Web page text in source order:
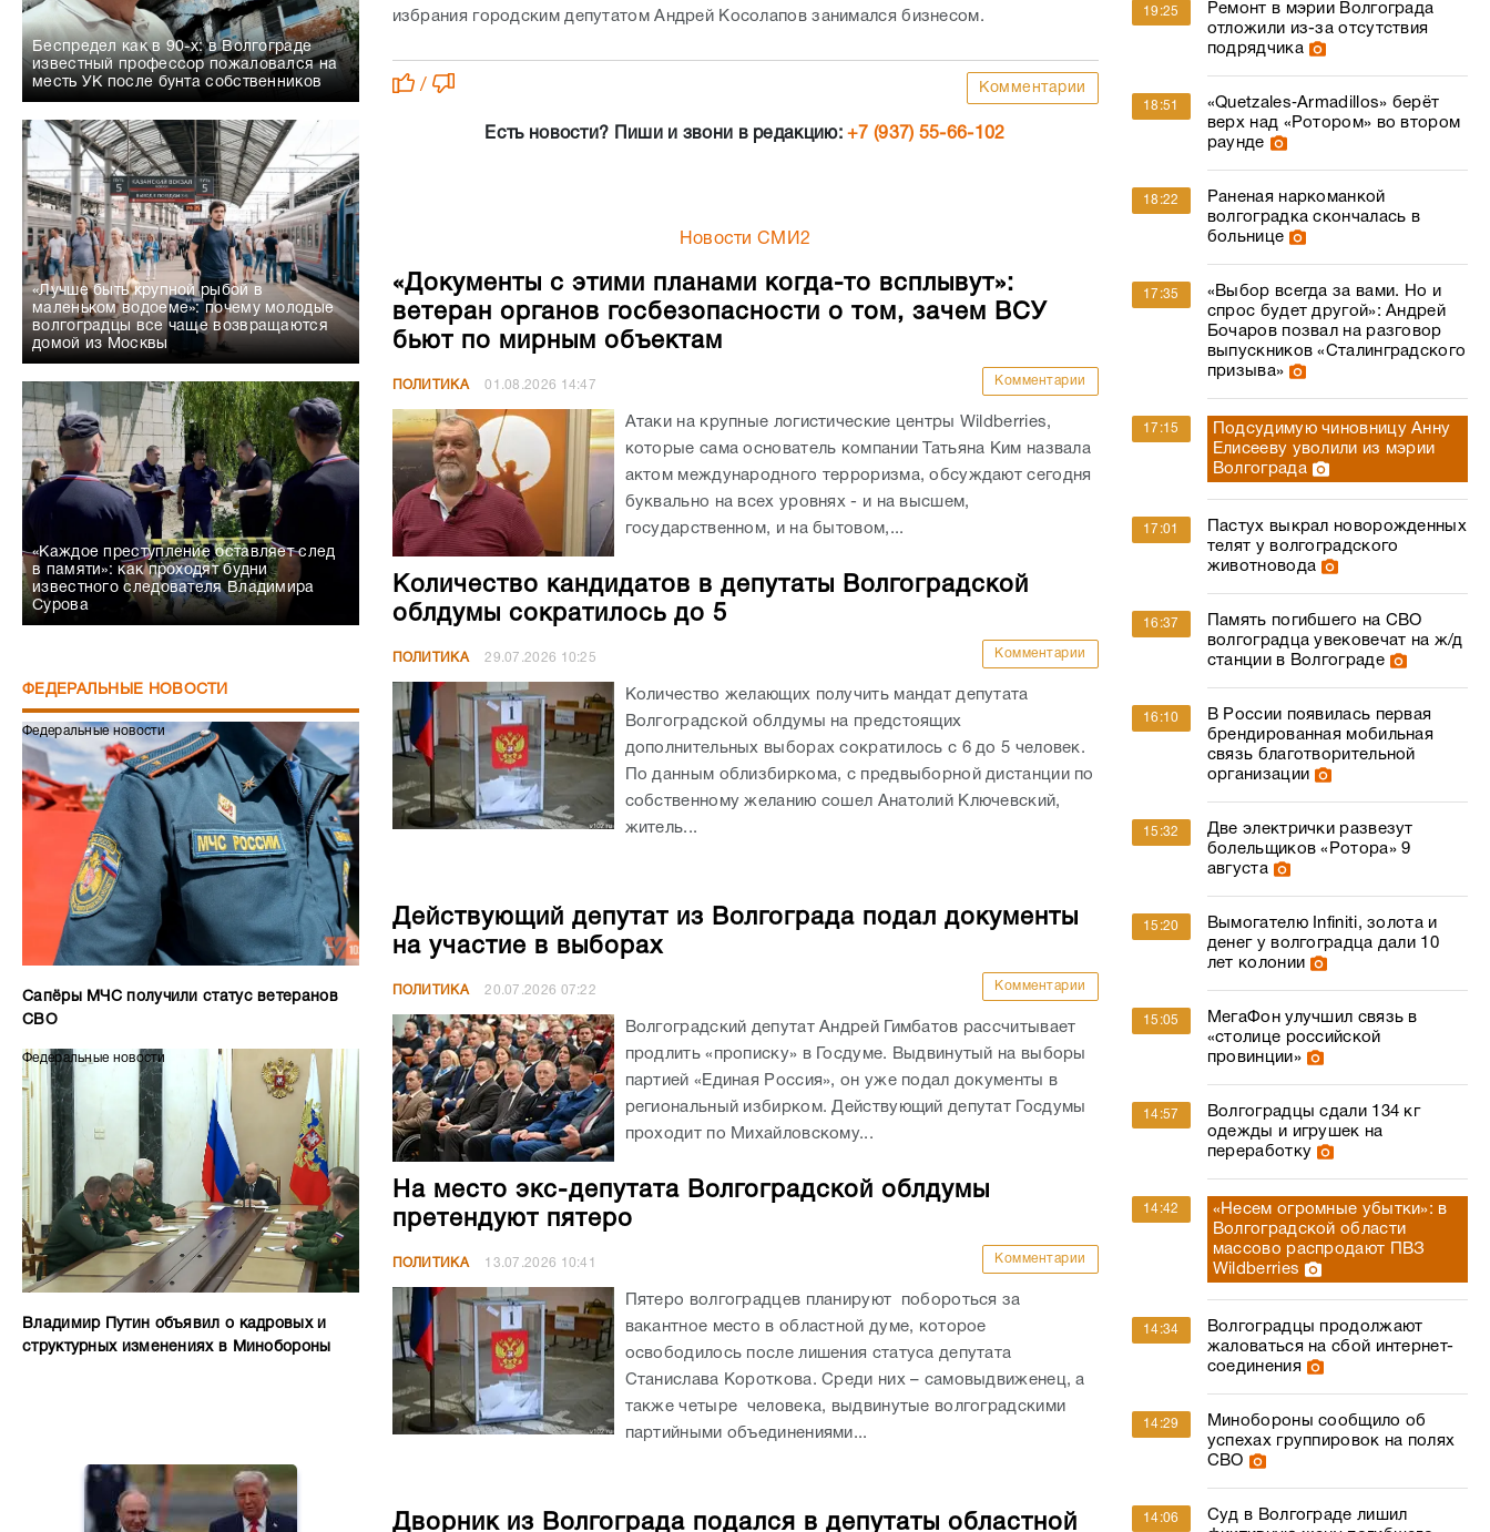
Беспредел как в 90-х: в Волгограде
известный профессор пожаловался на
месть УК после бунта собственников
«Лучше быть крупной рыбой в
маленьком водоеме»: почему молодые
волгоградцы все чаще возвращаются
домой из Москвы
«Каждое преступление оставляет след
в памяти»: как проходят будни
известного следователя Владимира
Сурова
ФЕДЕРАЛЬНЫЕ НОВОСТИ
Федеральные новости
Сапёры МЧС получили статус ветеранов
СВО
Федеральные новости
Владимир Путин объявил о кадровых и
структурных изменениях в Минобороны
избрания городским депутатом Андрей Косолапов занимался бизнесом.
/ Комментарии
Есть новости? Пиши и звони в редакцию:+7 (937) 55-66-102
Новости СМИ2
«Документы с этими планами когда-то всплывут»:
ветеран органов госбезопасности о том, зачем ВСУ
бьют по мирным объектам
ПОЛИТИКА 01.08.2026 14:47 Комментарии
Атаки на крупные логистические центры Wildberries,
которые сама основатель компании Татьяна Ким назвала
актом международного терроризма, обсуждают сегодня
буквально на всех уровнях - и на высшем,
государственном, и на бытовом,...
Количество кандидатов в депутаты Волгоградской
облдумы сократилось до 5
ПОЛИТИКА 29.07.2026 10:25 Комментарии
Количество желающих получить мандат депутата
Волгоградской облдумы на предстоящих
дополнительных выборах сократилось с 6 до 5 человек.
По данным облизбиркома, с предвыборной дистанции по
собственному желанию сошел Анатолий Ключевский,
житель...
Действующий депутат из Волгограда подал документы
на участие в выборах
ПОЛИТИКА 20.07.2026 07:22 Комментарии
Волгоградский депутат Андрей Гимбатов рассчитывает
продлить «прописку» в Госдуме. Выдвинутый на выборы
партией «Единая Россия», он уже подал документы в
региональный избирком. Действующий депутат Госдумы
проходит по Михайловскому...
На место экс-депутата Волгоградской облдумы
претендуют пятеро
ПОЛИТИКА 13.07.2026 10:41 Комментарии
Пятеро волгоградцев планируют побороться за
вакантное место в областной думе, которое
освободилось после лишения статуса депутата
Станислава Короткова. Среди них – самовыдвиженец, а
также четыре человека, выдвинутые волгоградскими
партийными объединениями...
Дворник из Волгограда подался в депутаты областной
19:25
Ремонт в мэрии Волгограда
отложили из-за отсутствия
подрядчика
18:51
«Quetzales‑Armadillos» берёт
верх над «Ротором» во втором
раунде
18:22
Раненая наркоманкой
волгоградка скончалась в
больнице
17:35
«Выбор всегда за вами. Но и
спрос будет другой»: Андрей
Бочаров позвал на разговор
выпускников «Сталинградского
призыва»
17:15
Подсудимую чиновницу Анну
Елисееву уволили из мэрии
Волгограда
17:01
Пастух выкрал новорожденных
телят у волгоградского
животновода
16:37
Память погибшего на СВО
волгоградца увековечат на ж/д
станции в Волгограде
16:10
В России появилась первая
брендированная мобильная
связь благотворительной
организации
15:32
Две электрички развезут
болельщиков «Ротора» 9
августа
15:20
Вымогателю Infiniti, золота и
денег у волгоградца дали 10
лет колонии
15:05
МегаФон улучшил связь в
«столице российской
провинции»
14:57
Волгоградцы сдали 134 кг
одежды и игрушек на
переработку
14:42
«Несем огромные убытки»: в
Волгоградской области
массово распродают ПВЗ
Wildberries
14:34
Волгоградцы продолжают
жаловаться на сбой интернет-
соединения
14:29
Минобороны сообщило об
успехах группировок на полях
СВО
14:06
Суд в Волгограде лишил